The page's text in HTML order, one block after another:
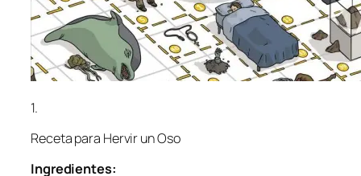
1.
Receta pa­ra Hervir un Oso
Ingredientes: